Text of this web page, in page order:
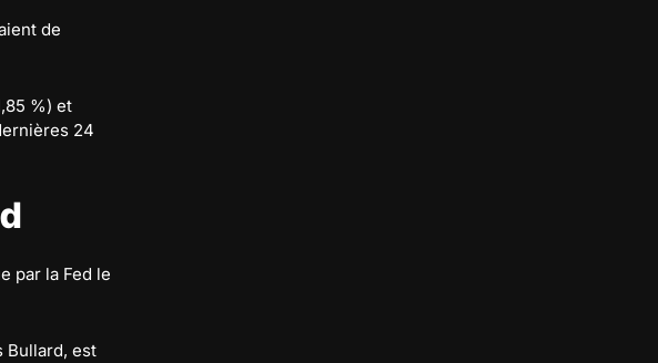
de
%) et
24
par la Fed le
Bullard, est